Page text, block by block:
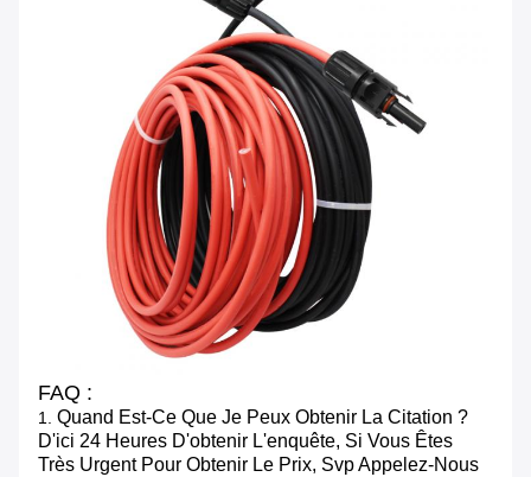
FAQ :
1. Quand Est-Ce Que Je Peux Obtenir La Citation ?
D'ici 24 Heures D'obtenir L'enquête, Si Vous Êtes
Très Urgent Pour Obtenir Le Prix, Svp Appelez-Nous